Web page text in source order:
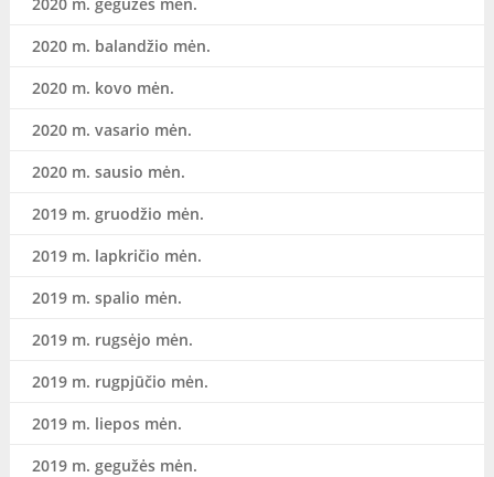
2020 m. balandžio mėn.
2020 m. kovo mėn.
2020 m. vasario mėn.
2020 m. sausio mėn.
2019 m. gruodžio mėn.
2019 m. lapkričio mėn.
2019 m. spalio mėn.
2019 m. rugsėjo mėn.
2019 m. rugpjūčio mėn.
2019 m. liepos mėn.
2019 m. gegužės mėn.